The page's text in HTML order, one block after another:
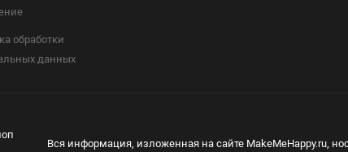
обработки
данных
Вся информация, изложенная на сайте MakeMeHappy.ru,